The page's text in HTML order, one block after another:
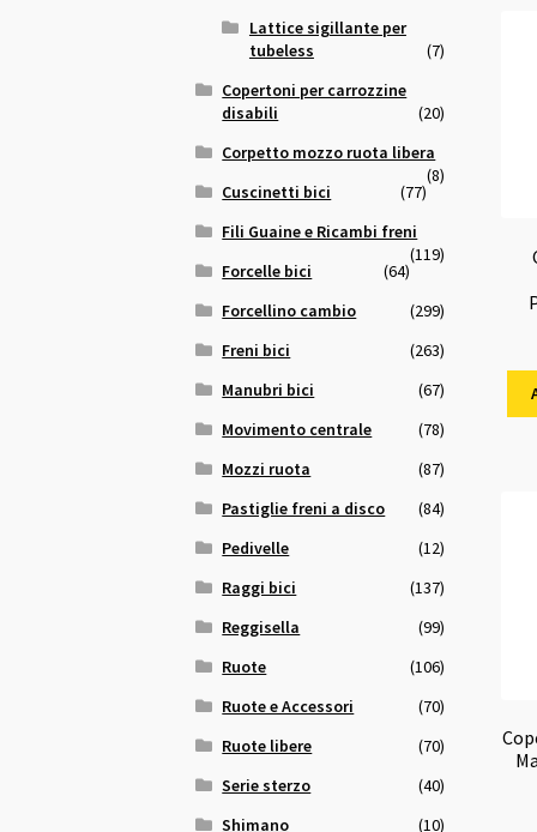
Lattice sigillante per
tubeless
(7)
Copertoni per carrozzine
disabili
(20)
Corpetto mozzo ruota libera
(8)
Cuscinetti bici
(77)
Fili Guaine e Ricambi freni
(119)
Forcelle bici
(64)
Forcellino cambio
(299)
Freni bici
(263)
Manubri bici
(67)
Movimento centrale
(78)
Mozzi ruota
(87)
Pastiglie freni a disco
(84)
Pedivelle
(12)
Raggi bici
(137)
Reggisella
(99)
Ruote
(106)
Ruote e Accessori
(70)
Ruote libere
(70)
Serie sterzo
(40)
Shimano
(10)